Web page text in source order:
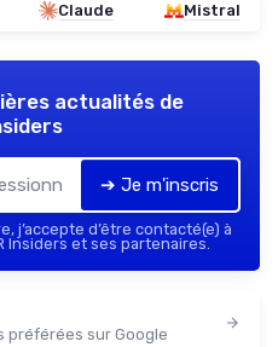
Claude Mistral
actualités de
➔ Je m'inscris
j’accepte d’être contacté(e) à
Insiders et ses partenaires.
préférées sur Google